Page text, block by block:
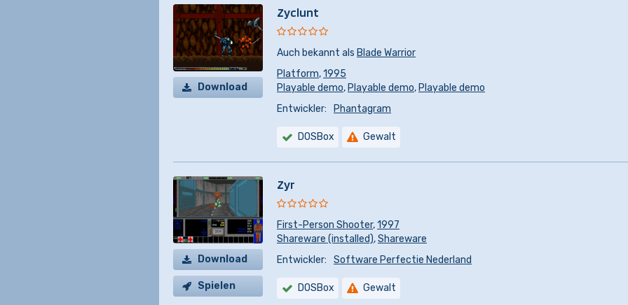
Download
Zyclunt
Auch bekannt als Blade Warrior
Platform,1995
Playable demo, Playable demo, Playable demo
Entwickler:
Phantagram
DOSBox Gewalt
Download
Spielen
Zyr
First-Person Shooter,1997
Shareware (installed),Shareware
Entwickler:
Software Perfectie Nederland
DOSBox Gewalt